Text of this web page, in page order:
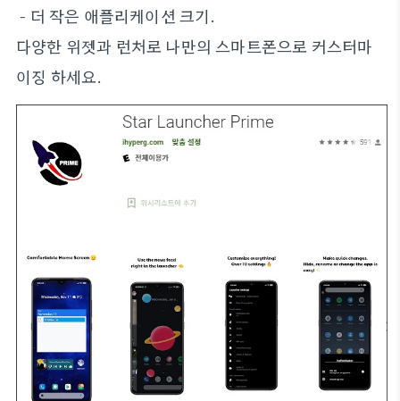
- 더 작은 애플리케이션 크기.
다양한 위젯과 런처로 나만의 스마트폰으로 커스터마
이징 하세요.